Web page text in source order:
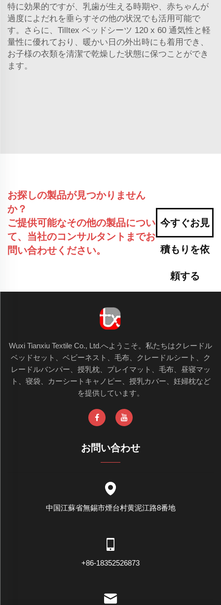
特に効果的ですが、乳歯が生える時期や、赤ちゃんが
過度によだれを垂らすその他の状況でも活用可能で
す。さらに、Tilltex ベッドシーツ 120 x 60 通気性と軽
量性に優れており、暖かい日の外出時にも着用でき、
お子様の衣類を清潔で乾燥した状態に保つことができ
ます。
お探しの製品が見つかりません
か？
ご提供可能なその他の製品につい
て、当社のコンサルタントまでお
問い合わせください。
今すぐお見
積もりを依
頼する
Wuxi Tianxiu Textile Co., Ltd.へようこそ。私たちはクレードル
ベッドセット、ベビーネスト、毛布、クレードルシート、ク
レードルバンパー、授乳枕、プレイマット、毛布、昼寝マッ
ト、寝袋、カーシートキャノピー、授乳カバー、妊婦枕など
を提供しています。
お問い合わせ
中国江蘇省無錫市煙台村黄泥江路8番地
+86-18352526873